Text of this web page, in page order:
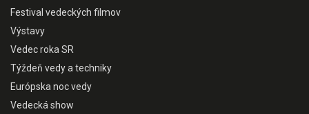
Festival vedeckých filmov
Výstavy
Vedec roka SR
Týždeň vedy a techniky
Európska noc vedy
Vedecká show